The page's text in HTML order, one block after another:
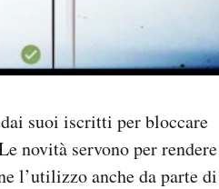
suoi iscritti per bloccare
novità servono per rendere
l’utilizzo anche da parte di